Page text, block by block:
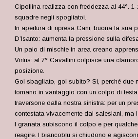
Cipollina realizza con freddezza al 44°.
squadre negli spogliatoi.
In apertura di ripresa Cani, buona la sua
D’Isanto: aumenta la pressione sulla
Un paio di mischie in area creano
Virtus: al 7° Cavallini colpisce una
posizione.
Gol sbagliato, gol subito? Si, perché due
tornano in vantaggio con un colpo di
traversone dalla nostra sinistra: per un
contestata vivacemente dai salesiani, ma
I granata subiscono il colpo e per
reagire. I biancoblu si chiudono e